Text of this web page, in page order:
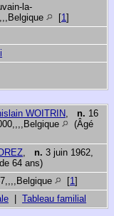
la-
[1 ]
WOITRIN n. 16
(Âgé
n. 3 juin 1962,
64 ans)
[1 ]
Tableau familial